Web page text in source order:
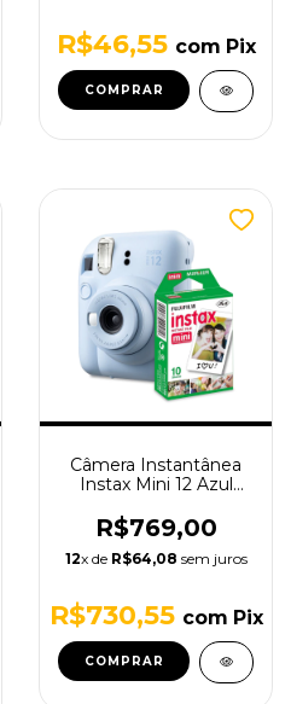
R$46,55 com Pix
Câmera Instantânea
Instax Mini 12 Azul
poses
R$769,00
12x de R$64,08 sem juros
R$730,55 com Pix